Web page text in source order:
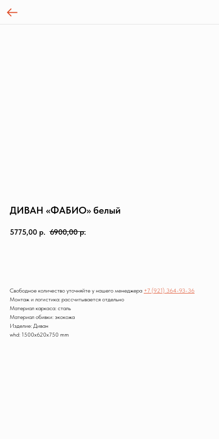
ДИВАН «ФАБИО» белый
5775,00 р. 6900,00 р.
Свободное количество уточняйте у нашего менеджера +7 (921) 364-93-36
Монтаж и логистика: рассчитывается отдельно
Материал каркаса: сталь
Материал обивки: экокожа
Изделие: Диван
whd: 1500x620x750 mm